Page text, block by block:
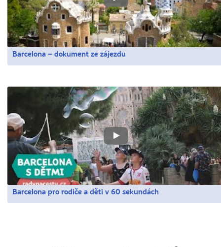
Barcelona – dokument ze zájezdu
Barcelona pro rodiče a děti v 60 sekundách